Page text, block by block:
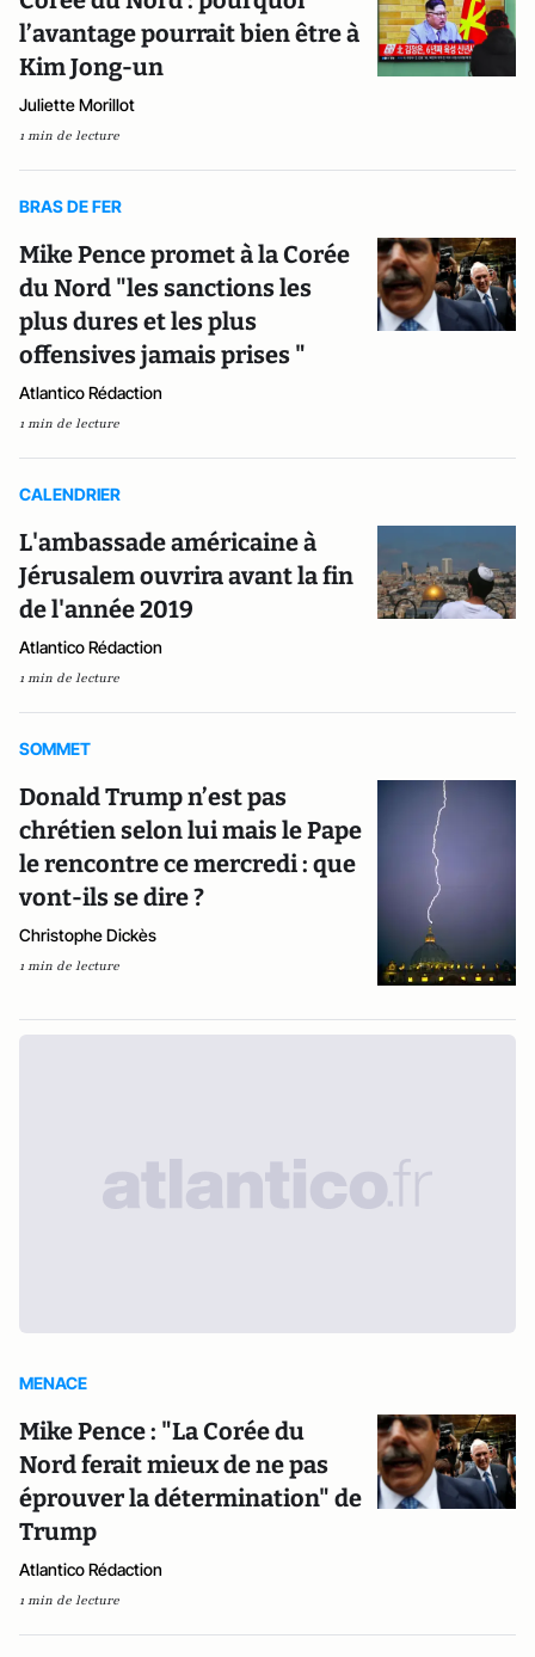
l’avantage pourrait bien être à
Kim Jong-un
Juliette Morillot
1 min de lecture
BRAS DE FER
Mike Pence promet à la Corée
du Nord "les sanctions les
plus dures et les plus
offensives jamais prises "
Atlantico Rédaction
1 min de lecture
CALENDRIER
L'ambassade américaine à
Jérusalem ouvrira avant la fin
de l'année 2019
Atlantico Rédaction
1 min de lecture
SOMMET
Donald Trump n’est pas
chrétien selon lui mais le Pape
le rencontre ce mercredi : que
vont-ils se dire ?
Christophe Dickès
1 min de lecture
MENACE
Mike Pence : "La Corée du
Nord ferait mieux de ne pas
éprouver la détermination" de
Trump
Atlantico Rédaction
1 min de lecture